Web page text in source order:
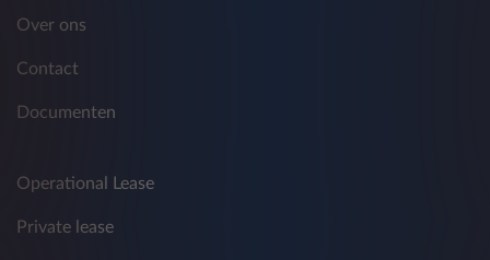
Over ons
Contact
Documenten
Operational Lease
Private lease